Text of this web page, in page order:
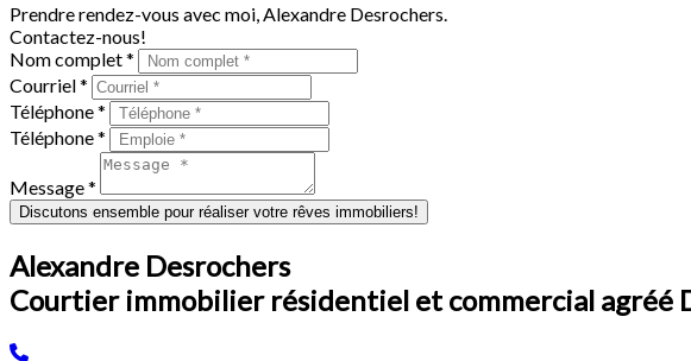
Prendre rendez-vous avec moi, Alexandre Desrochers.
Contactez-nous!
Nom complet *
Courriel *
Téléphone *
Téléphone *
Message *
Discutons ensemble pour réaliser votre rêves immobiliers!
Alexandre Desrochers
Courtier immobilier résidentiel et commercial agréé